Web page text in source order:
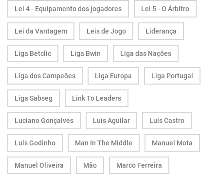
Lei 4 - Equipamento dos jogadores Lei 5 - O Árbitro
Lei da Vantagem Leis de Jogo Liderança
Liga Betclic Liga Bwin Liga das Nações
Liga dos Campeões Liga Europa Liga Portugal
Liga Sabseg Link To Leaders
Luciano Gonçalves Luís Aguilar Luís Castro
Luís Godinho Man In The Middle Manuel Mota
Manuel Oliveira Mão Marco Ferreira